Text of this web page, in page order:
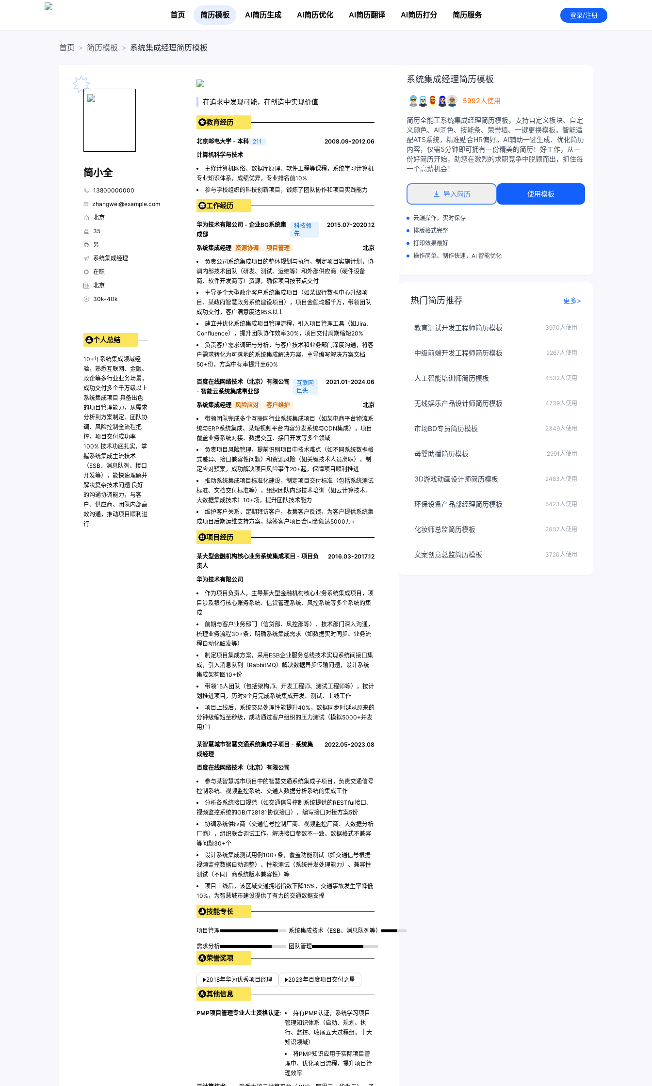
首页 简历模板 AI简历生成 AI简历优化 AI简历翻译 AI简历打分 简历服务 登录/注册
首页 > 简历模板 > 系统集成经理简历模板
系统集成经理简历模板
5992人使用
简历全能王系统集成经理简历模板，支持自定义板块、自定
义颜色、AI润色、技能条、荣誉墙、一键更换模板。智能适
配ATS系统，精准贴合HR偏好。AI辅助一键生成、优化简历
内容，仅需5分钟即可拥有一份精美的简历！好工作，从一
份好简历开始，助您在激烈的求职竞争中脱颖而出，抓住每
一个高薪机会！
导入简历 使用模板
云端操作，实时保存
排版格式完整
打印效果最好
操作简单、制作快速，AI 智能优化
热门简历推荐 更多>
教育测试开发工程师简历模板 3970人使用
中级前端开发工程师简历模板 2267人使用
人工智能培训师简历模板 4532人使用
无线娱乐产品设计师简历模板 4739人使用
市场BD专员简历模板 2349人使用
母婴助播简历模板 2991人使用
3D游戏动画设计师简历模板 2483人使用
环保设备产品部经理简历模板 5423人使用
化妆师总监简历模板 2007人使用
文案创意总监简历模板 3720人使用
简小全
13800000000
zhangwei@example.com
北京
35
男
系统集成经理
在职
北京
30k-40k
个人总结
10+年系统集成领域经
验，熟悉互联网、金融、
政企等多行业业务场景，
成功交付多个千万级以上
系统集成项目 具备出色
的项目管理能力，从需求
分析到方案制定、团队协
调、风险控制全流程把
控，项目交付成功率
100% 技术功底扎实，掌
握系统集成主流技术
（ESB、消息队列、接口
开发等），能快速理解并
解决复杂技术问题 良好
的沟通协调能力，与客
户、供应商、团队内部高
效沟通，推动项目顺利进
行
在追求中发现可能，在创造中实现价值
教育经历
北京邮电大学 - 本科 211
2008.09-2012.06
计算机科学与技术
主修计算机网络、数据库原理、软件工程等课程，系统学习计算机
专业知识体系，成绩优异，专业排名前10%
参与学校组织的科技创新项目，锻炼了团队协作和项目实践能力
工作经历
华为技术有限公司 - 企业BG系统集
成部
科技领
先
2015.07-2020.12
系统集成经理 资源协调 项目管理
北京
负责公司系统集成项目的整体规划与执行，制定项目实施计划，协
调内部技术团队（研发、测试、运维等）和外部供应商（硬件设备
商、软件开发商等）资源，确保项目按节点交付
主导多个大型政企客户系统集成项目（如某银行数据中心升级项
目、某政府智慧政务系统建设项目），项目金额均超千万，带领团队
成功交付，客户满意度达95%以上
建立并优化系统集成项目管理流程，引入项目管理工具（如Jira、
Confluence），提升团队协作效率30%，项目交付周期缩短20%
负责客户需求调研与分析，与客户技术和业务部门深度沟通，将客
户需求转化为可落地的系统集成解决方案，主导编写解决方案文档
50+份，方案中标率提升至60%
百度在线网络技术（北京）有限公司
- 智能云系统集成事业部
互联网
巨头
2021.01-2024.06
系统集成经理 风险应对 客户维护
北京
带领团队完成多个互联网行业系统集成项目（如某电商平台物流系
统与ERP系统集成、某短视频平台内容分发系统与CDN集成），项目
覆盖业务系统对接、数据交互、接口开发等多个领域
负责项目风险管理，提前识别项目中技术难点（如不同系统数据格
式差异、接口兼容性问题）和资源风险（如关键技术人员离职），制
定应对预案，成功解决项目风险事件20+起，保障项目顺利推进
推动系统集成项目标准化建设，制定项目交付标准（包括系统测试
标准、文档交付标准等），组织团队内部技术培训（如云计算技术、
大数据集成技术）10+场，提升团队技术能力
维护客户关系，定期拜访客户，收集客户反馈，为客户提供系统集
成项目后期运维支持方案，续签客户项目合同金额达5000万+
项目经历
某大型金融机构核心业务系统集成项目 - 项目负
责人
2016.03-2017.12
华为技术有限公司
作为项目负责人，主导某大型金融机构核心业务系统集成项目，项
目涉及银行核心账务系统、信贷管理系统、风控系统等多个系统的集
成
前期与客户业务部门（信贷部、风控部等）、技术部门深入沟通，
梳理业务流程30+条，明确系统集成需求（如数据实时同步、业务流
程自动化触发等）
制定项目集成方案，采用ESB企业服务总线技术实现系统间接口集
成，引入消息队列（RabbitMQ）解决数据异步传输问题，设计系统
集成架构图10+份
带领15人团队（包括架构师、开发工程师、测试工程师等），按计
划推进项目，历时9个月完成系统集成开发、测试、上线工作
项目上线后，系统交易处理性能提升40%，数据同步时延从原来的
分钟级缩短至秒级，成功通过客户组织的压力测试（模拟5000+并发
用户）
某智慧城市智慧交通系统集成子项目 - 系统集
成经理
2022.05-2023.08
百度在线网络技术（北京）有限公司
参与某智慧城市项目中的智慧交通系统集成子项目，负责交通信号
控制系统、视频监控系统、交通大数据分析系统的集成工作
分析各系统接口规范（如交通信号控制系统提供的RESTful接口、
视频监控系统的GB/T28181协议接口），编写接口对接方案5份
协调系统供应商（交通信号控制厂商、视频监控厂商、大数据分析
厂商），组织联合调试工作，解决接口参数不一致、数据格式不兼容
等问题30+个
设计系统集成测试用例100+条，覆盖功能测试（如交通信号根据
视频监控数据自动调整）、性能测试（系统并发处理能力）、兼容性
测试（不同厂商系统版本兼容性）等
项目上线后，该区域交通拥堵指数下降15%，交通事故发生率降低
10%，为智慧城市建设提供了有力的交通数据支撑
技能专长
项目管理 系统集成技术（ESB、消息队列等）
需求分析 团队管理
荣誉奖项
2018年华为优秀项目经理 2023年百度项目交付之星
其他信息
PMP项目管理专业人士资格认证:
持有PMP认证，系统学习项目
管理知识体系（启动、规划、执
行、监控、收尾五大过程组，十大
知识领域）
将PMP知识应用于实际项目管
理中，优化项目流程，提升项目管
理效率